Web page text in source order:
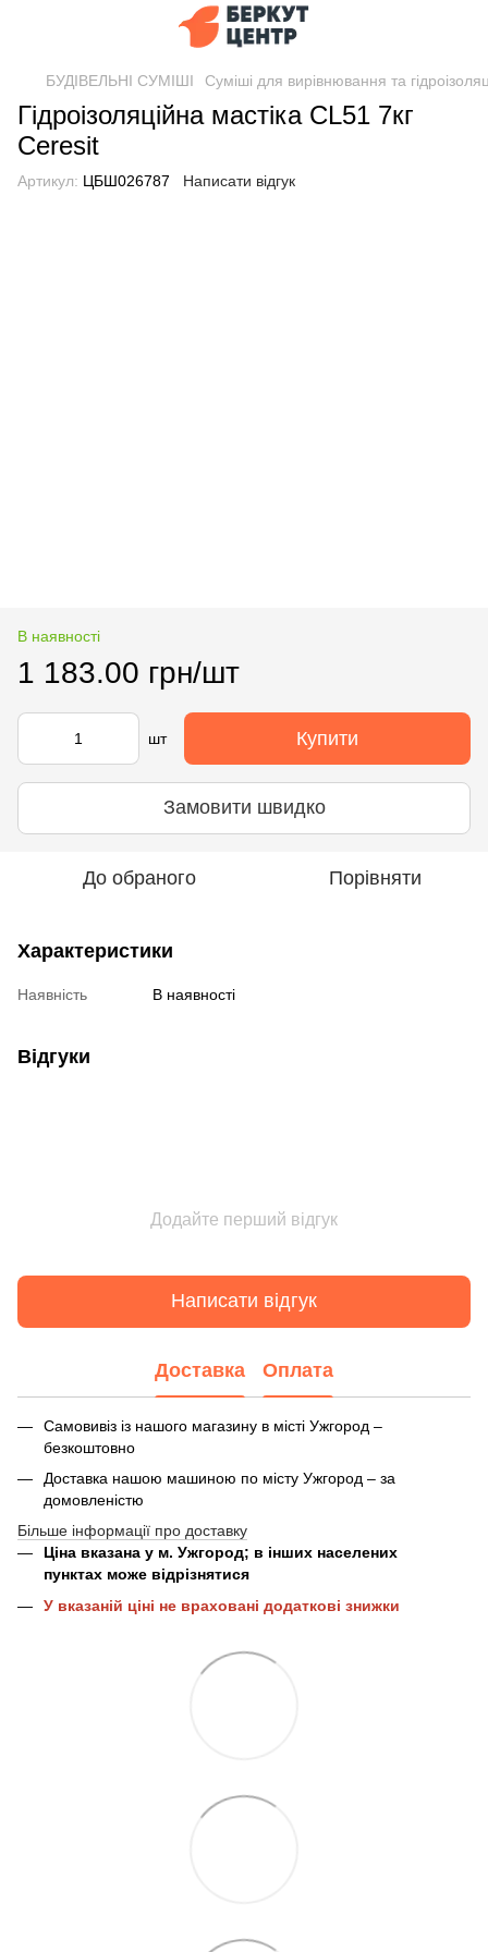
БУДІВЕЛЬНІ СУМІШІ Суміші для вирівнювання та
Гідроізоляційна мастіка CL51 7кг
Ceresit
Артикул: ЦБШ026787 Написати відгук
В наявності
1 183.00 грн/шт
шт Купити
Замовити швидко
До обраного Порівняти
Характеристики
Наявність В наявності
Відгуки
Додайте перший відгук
Написати відгук
Доставка Оплата
Самовивіз із нашого магазину в місті Ужгород –
безкоштовно
Доставка нашою машиною по місту Ужгород – за
домовленістю
Більше інформації про доставку
Ціна вказана у м. Ужгород; в інших населених
пунктах може відрізнятися
У вказаній ціні не враховані додаткові знижки